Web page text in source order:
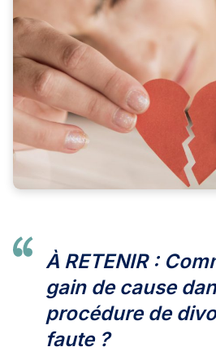
À RETENIR :
gain de cause
procédure de
faute ?